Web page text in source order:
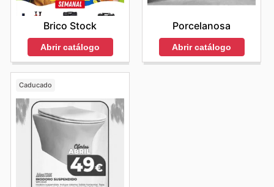
Brico Stock
Abrir catálogo
Porcelanosa
Abrir catálogo
Caducado